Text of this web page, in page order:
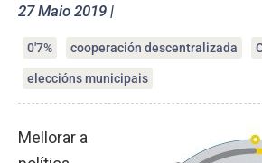
27 Maio 2019 |
0'7% cooperación descentralizada
eleccións municipais
Mellorar a